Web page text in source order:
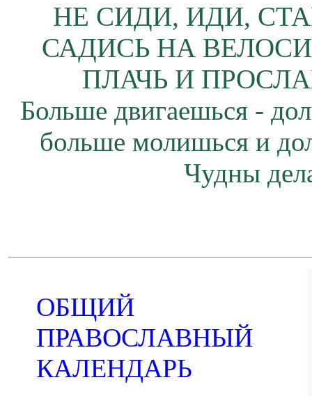
НЕ СИДИ, ИДИ,
САДИСЬ НА
ПЛАЧЬ И
Больше двигаешься -
больше молишься и
Чудны
ОБЩИЙ
ПРАВОСЛАВНЫЙ
КАЛЕНДАРЬ